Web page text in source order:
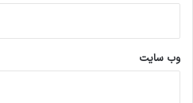
وب‌ سایت